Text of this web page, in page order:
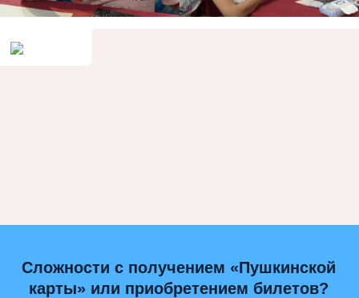
Сложности с получением «Пушкинской
карты» или приобретением билетов?